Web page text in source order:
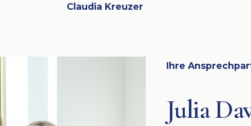
Claudia Kreuzer
Ihre
Julia